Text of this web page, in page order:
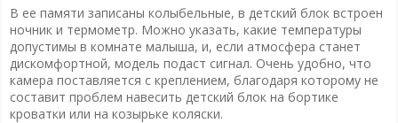
В ее памяти записаны колыбельные, в детский блок встроен
ночник и термометр. Можно указать, какие температуры
допустимы в комнате малыша, и, если атмосфера станет
дискомфортной, модель подаст сигнал. Очень удобно, что
камера поставляется с креплением, благодаря которому не
составит проблем навесить детский блок на бортике
кроватки или на козырьке коляски.